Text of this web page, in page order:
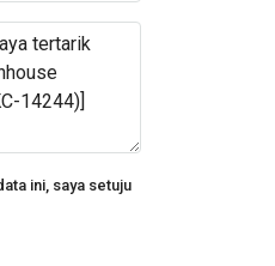
ini, saya setuju